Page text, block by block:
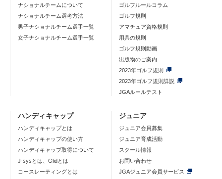
ナショナルチームについて
ナショナルチーム選考方法
男子ナショナルチーム選手一覧
女子ナショナルチーム選手一覧
ゴルフルールコラム
ゴルフ規則
アマチュア資格規則
用具の規則
ゴルフ規則動画
出版物のご案内
2023年ゴルフ規則
2023年ゴルフ規則詳説
JGAルールテスト
ハンディキャップ
ハンディキャップとは
ハンディキャップの使い方
ハンディキャップ取得について
J-sysとは、Glidとは
コースレーティングとは
ジュニア
ジュニア会員募集
ジュニア育成活動
スクール情報
お問い合わせ
JGAジュニア会員サービス